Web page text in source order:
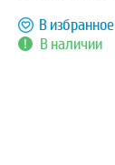
В наличии
В избранное